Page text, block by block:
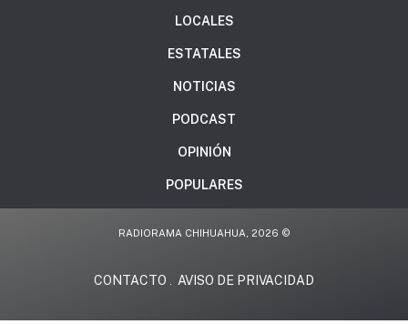
LOCALES
ESTATALES
NOTICIAS
PODCAST
OPINIÓN
POPULARES
RADIORAMA CHIHUAHUA, 2026 ©
CONTACTO AVISO DE PRIVACIDAD